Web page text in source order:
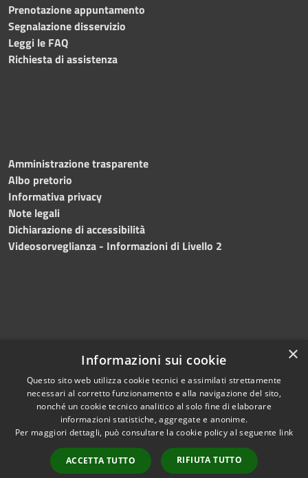
Prenotazione appuntamento
Segnalazione disservizio
Leggi le FAQ
Richiesta di assistenza
Amministrazione trasparente
Albo pretorio
Informativa privacy
Note legali
Dichiarazione di accessibilità
Videosorveglianza - Informazioni di Livello 2
Accessibilità
Privacy
Mappa del sito
Copyright © 2024 •
Comune di Mazara del
Vallo• Powered
byMunicipium• Redazione
×
Informazioni sui cookie
Questo sito web utilizza cookie tecnici e assimilati strettamente
necessari al corretto funzionamento e alla navigazione del sito,
nonché un cookie tecnico analitico al solo fine di elaborare
informazioni statistiche, aggregate e anonime.
Per maggiori dettagli, può consultare la cookie policy al seguente link
ACCETTA TUTTO RIFIUTA TUTTO